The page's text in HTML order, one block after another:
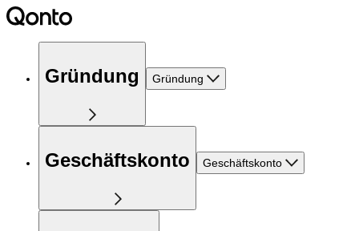
Gründung Gründung
Geschäftskonto Geschäftskonto